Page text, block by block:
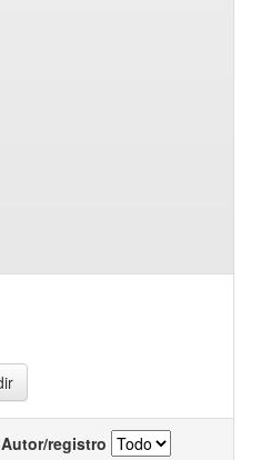
Autor/registro